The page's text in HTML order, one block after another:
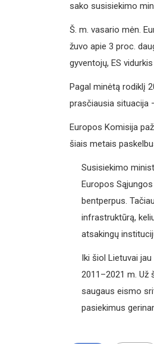
sako susisiekimo
Š. m. vasario mėn.
žuvo apie 3 proc.
gyventojų, ES
Pagal minėtą rodiklį
prasčiausia situacija
Europos Komisija
šiais metais
Susisiekimo
Europos
bentperpus.
infrastruktūrą,
atsakingų
Iki šiol Lietuvai
2011–2021 m. Už
saugaus eismo
pasiekimus